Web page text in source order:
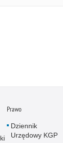
Prawo
Dziennik
Urzędowy KGP